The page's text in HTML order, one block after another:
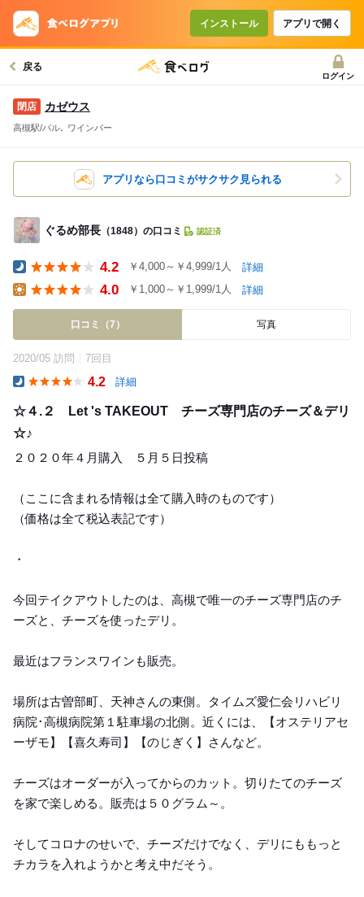
インストール アプリで開く
戻る
ログイン
カゼウス
高槻駅/バル､ ワインバー
アプリなら口コミがサクサク見られる
ぐるめ部長 （1848）の口コミ 認証済
4.2 ￥4,000～￥4,999/1人 詳細
4.0 ￥1,000～￥1,999/1人 詳細
口コミ（7） 写真
2020/05 訪問 7回目
4.2 詳細
☆４.２ Let 's TAKEOUT チーズ専門店のチーズ＆デリ
☆♪
２０２０年４月購入 ５月５日投稿
（ここに含まれる情報は全て購入時のものです）
（価格は全て税込表記です）
・
今回テイクアウトしたのは、高槻で唯一のチーズ専門店のチ
ーズと、チーズを使ったデリ。
最近はフランスワインも販売。
場所は古曽部町、天神さんの東側。タイムズ愛仁会リハビリ
病院･高槻病院第１駐車場の北側。近くには、【オステリアセ
ーザモ】【喜久寿司】【のじぎく】さんなど。
チーズはオーダーが入ってからのカット。切りたてのチーズ
を家で楽しめる。販売は５０グラム～。
そしてコロナのせいで、チーズだけでなく、デリにももっと
チカラを入れようかと考え中だそう。